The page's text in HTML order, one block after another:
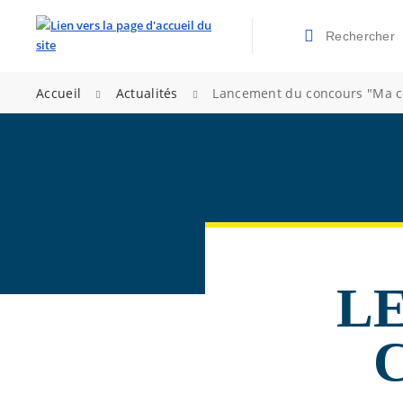
Valider la
Accueil Actualités Lancement du concours "Ma